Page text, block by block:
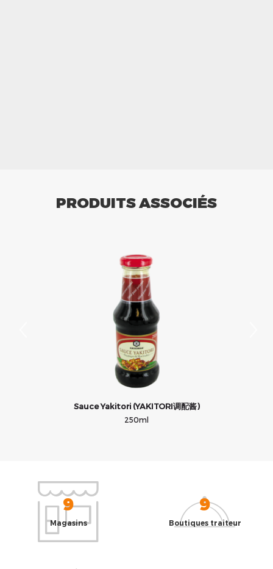
PRODUITS ASSOCIÉS
Sauce Yakitori (YAKITORI调配酱)
250ml
9
Magasins
9
Boutiques traiteur